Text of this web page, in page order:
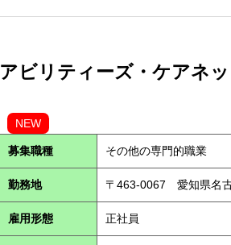
アビリティーズ・ケアネ
NEW
募集職種 その他の専門的職業
勤務地 〒463-0067 愛知県名
雇用形態 正社員